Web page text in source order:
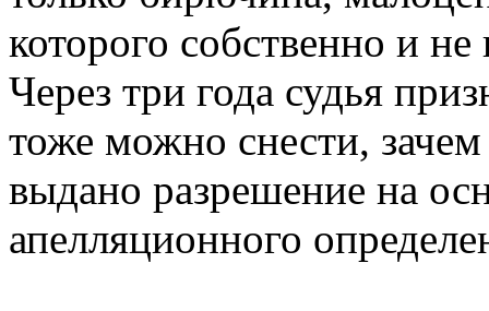
которого собственно и не
Через три года судья
тоже можно снести,
выдано разрешение на
апелляционного